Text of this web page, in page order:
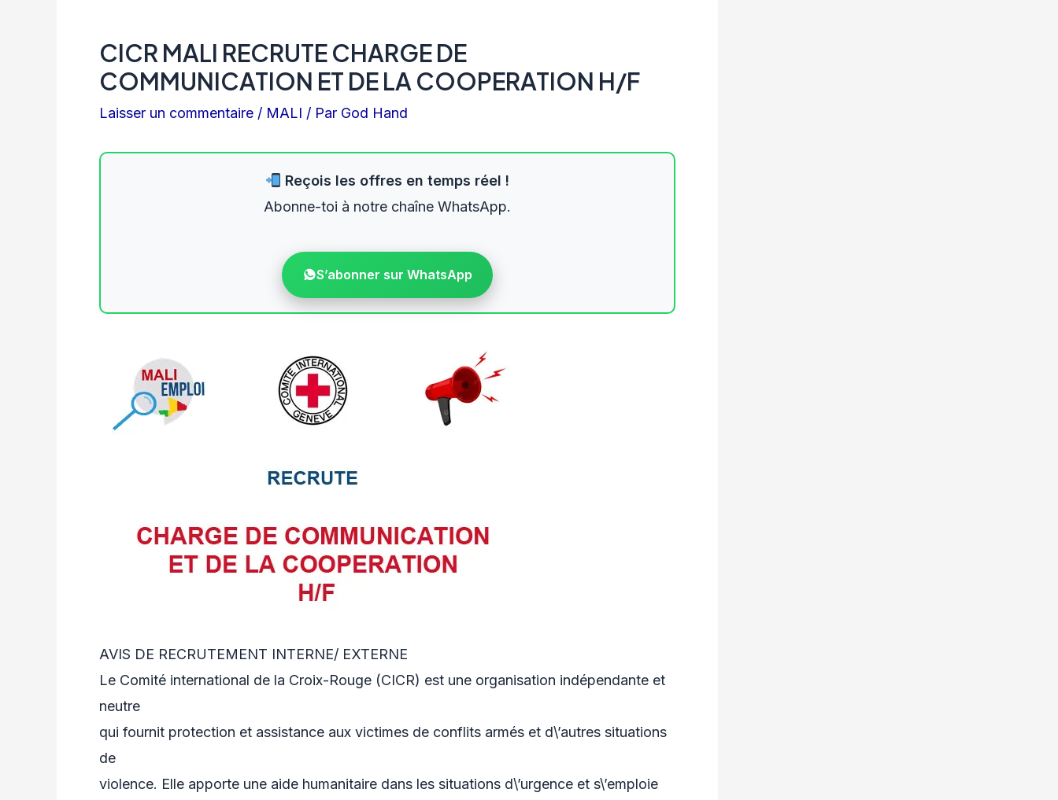
CICR MALI RECRUTE CHARGE DE
COMMUNICATION ET DE LA COOPERATION H/F
Laisser un commentaire / MALI / Par God Hand
Reçois les offres en temps réel !
Abonne-toi à notre chaîne WhatsApp.
S’abonner sur WhatsApp
AVIS DE RECRUTEMENT INTERNE/ EXTERNE
Le Comité international de la Croix-Rouge (CICR) est une organisation indépendante et
neutre
qui fournit protection et assistance aux victimes de conflits armés et d\’autres situations
de
violence. Elle apporte une aide humanitaire dans les situations d\’urgence et s\’emploie